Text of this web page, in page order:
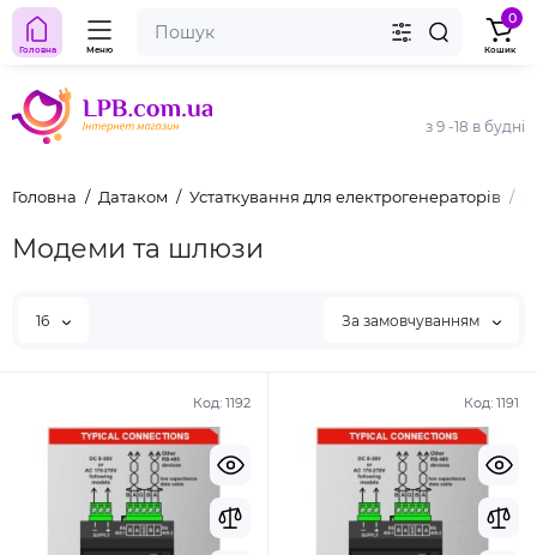
з 9 -18 в будні
Головна Меню
0
Кошик
Головна Датаком Устаткування для електрогенераторів
Модеми та шлюзи
16 За замовчуванням
Код: 1192 Код: 1191